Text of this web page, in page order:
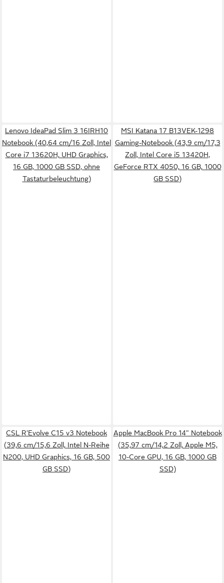
Lenovo IdeaPad Slim 3 16IRH10
Notebook (40,64 cm/16 Zoll, Intel
Core i7 13620H, UHD Graphics,
16 GB, 1000 GB SSD, ohne
Tastaturbeleuchtung)
MSI Katana 17 B13VEK-1298
Gaming-Notebook (43,9 cm/17,3
Zoll, Intel Core i5 13420H,
GeForce RTX 4050, 16 GB, 1000
GB SSD)
CSL R'Evolve C15 v3 Notebook
(39,6 cm/15,6 Zoll, Intel N-Reihe
N200, UHD Graphics, 16 GB, 500
GB SSD)
Apple MacBook Pro 14" Notebook
(35,97 cm/14,2 Zoll, Apple M5,
10-Core GPU, 16 GB, 1000 GB
SSD)